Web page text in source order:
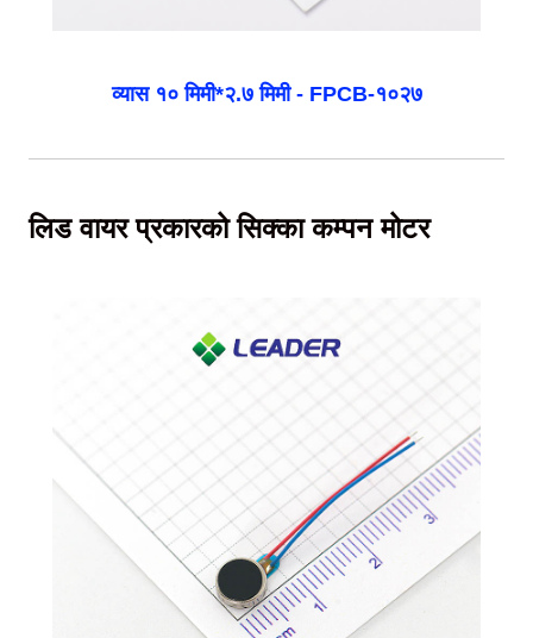
व्यास १० मिमी*२.७ मिमी - FPCB-१०२७
लिड वायर प्रकारको सिक्का कम्पन मोटर